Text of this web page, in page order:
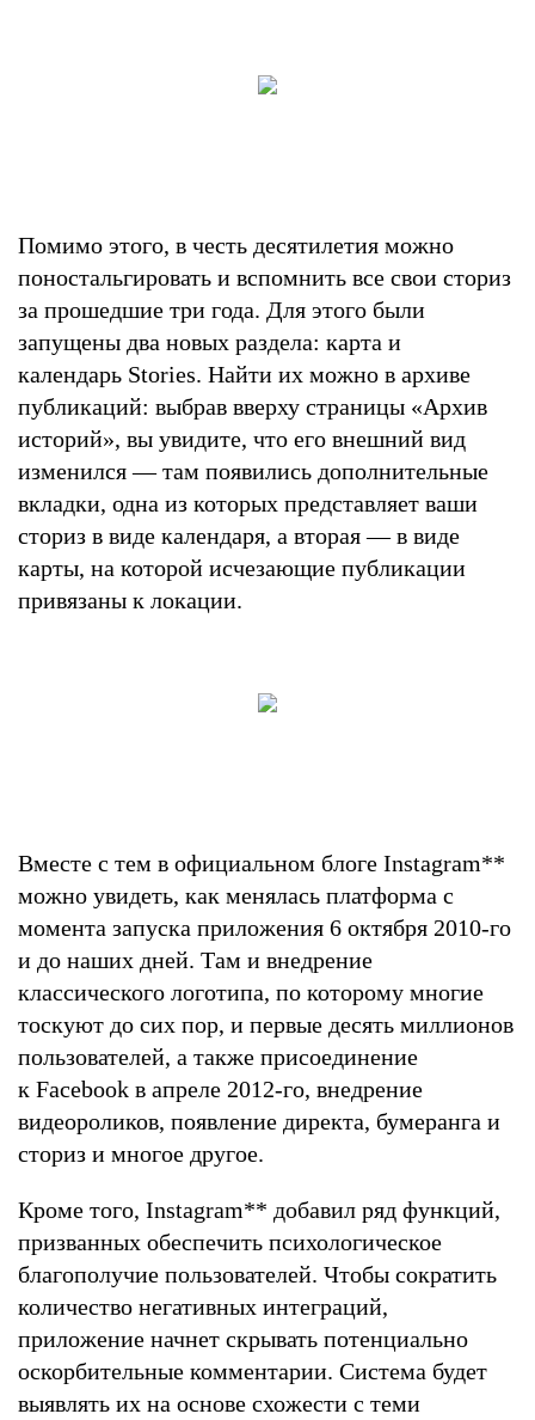
Помимо этого, в честь десятилетия можно
поностальгировать и вспомнить все свои сториз
за прошедшие три года. Для этого были
запущены два новых раздела: карта и
календарь Stories. Найти их можно в архиве
публикаций: выбрав вверху страницы «Архив
историй», вы увидите, что его внешний вид
изменился — там появились дополнительные
вкладки, одна из которых представляет ваши
сториз в виде календаря, а вторая — в виде
карты, на которой исчезающие публикации
привязаны к локации.
Вместе с тем в официальном блоге Instagram**
можно увидеть, как менялась платформа с
момента запуска приложения 6 октября 2010-го
и до наших дней. Там и внедрение
классического логотипа, по которому многие
тоскуют до сих пор, и первые десять миллионов
пользователей, а также присоединение
к Facebook в апреле 2012-го, внедрение
видеороликов, появление директа, бумеранга и
сториз и многое другое.
Кроме того, Instagram** добавил ряд функций,
призванных обеспечить психологическое
благополучие пользователей. Чтобы сократить
количество негативных интеграций,
приложение начнет скрывать потенциально
оскорбительные комментарии. Система будет
выявлять их на основе схожести с теми